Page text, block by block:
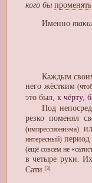
кого бы променять
Именно
Каждым своим
него жёстким
это был, к чёрту,
Под
резко поменял
(импрессионизма)
интересный) период
(ещё совсем не
в четыре руки.
Сати. [3]